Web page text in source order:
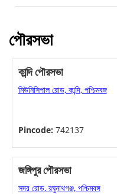
পৌরসভা
কান্দি পৌরসভা
মিউনিসিপাল রোড, কান্দি, পশ্চিমবঙ্গ
Pincode: 742137
জঙ্গিপুর পৌরসভা
সদর রোড, রঘুনাথগঞ্জ, পশ্চিমবঙ্গ